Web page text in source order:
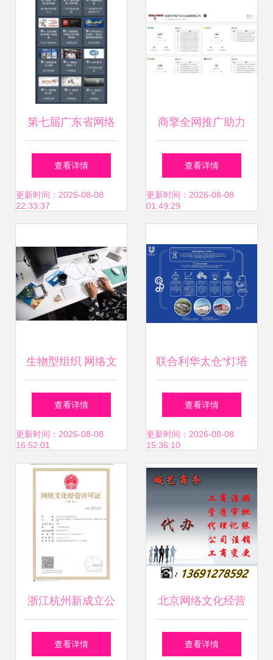
第七届广东省网络
文化精品投票启动
爱Ta就为Ta投上一
查看详情
更新时间：2026-08-08
22:33:37
商擎全网推广助力
敦煌祥瑞户外文化
从沙漠隐者到文化
查看详情
更新时间：2026-08-08
01:49:29
生物型组织 网络文
化经营中的未来组
织发展新范式
查看详情
更新时间：2026-08-08
16:52:01
联合利华太仓"灯塔
工厂"展现卓越实
力，梦龙雪糕等产
品迈向智能化生产
新高度
查看详情
更新时间：2026-08-08
15:36:10
浙江杭州新成立公
司办理网络文化经
查看详情
北京网络文化经营
许可证 审批条件、
查看详情